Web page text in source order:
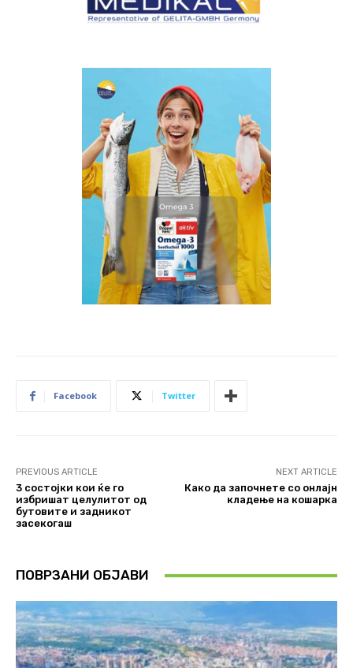
Facebook Twitter
PREVIOUS ARTICLE
3 состојки кои ќе го
избришат целулитот од
бутовите и задникот
засекогаш
NEXT ARTICLE
Како да започнете со онлајн
кладење на кошарка
ПОВРЗАНИ ОБЈАВИ